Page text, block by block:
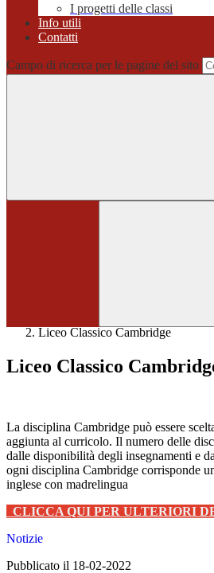
I progetti delle classi
Info utili
Contatti
Campo di ricerca per le pagine del sito
Liceo Classico Cambridge
Liceo Classico
La disciplina Cambridge può essere
aggiunta al curricolo. Il numero delle
dalle disponibilità degli insegnamenti e
ogni disciplina Cambridge corrisponde
inglese con madrelingua
CLICCA QUI PER ULTERIORI
Notizie
Pubblicato il 18-02-2022